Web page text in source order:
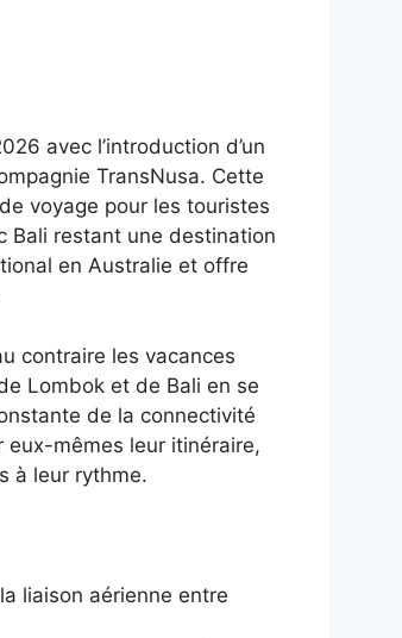
avec l’introduction d’un
TransNusa. Cette
voyage pour les touristes
Bali restant une destination
en Australie et offre
contraire les vacances
Lombok et de Bali en se
de la connectivité
eux-mêmes leur itinéraire,
à leur rythme.
liaison aérienne entre